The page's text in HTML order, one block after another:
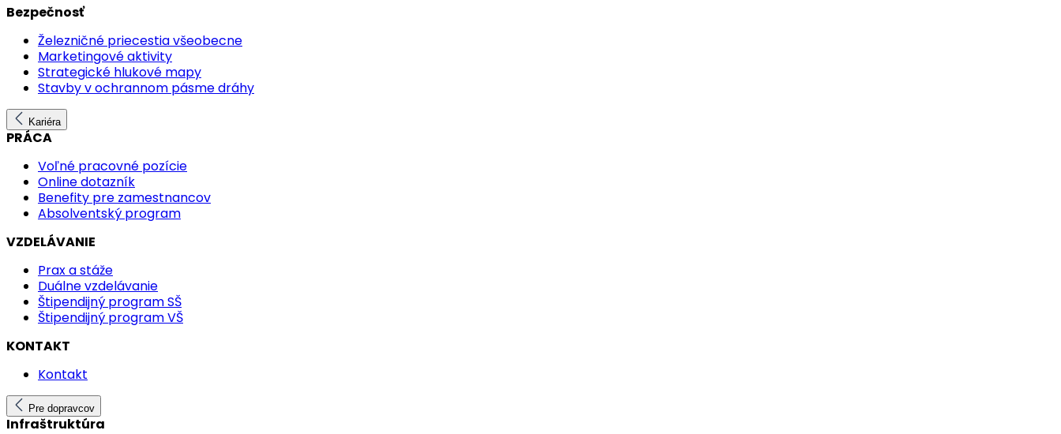
Bezpečnosť
Železničné priecestia všeobecne
Marketingové aktivity
Strategické hlukové mapy
Stavby v ochrannom pásme dráhy
Kariéra
PRÁCA
Voľné pracovné pozície
Online dotazník
Benefity pre zamestnancov
Absolventský program
VZDELÁVANIE
Prax a stáže
Duálne vzdelávanie
Štipendijný program SŠ
Štipendijný program VŠ
KONTAKT
Kontakt
Pre dopravcov
Infraštruktúra